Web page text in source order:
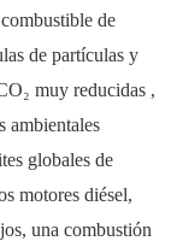
de
de partículas y
muy reducidas ,
ambientales
globales de
motores diésel,
una combustión